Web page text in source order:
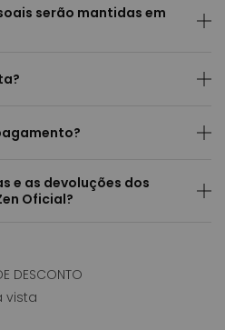
serão mantidas em
e as devoluções dos
Oficial?
DESCONTO
vista